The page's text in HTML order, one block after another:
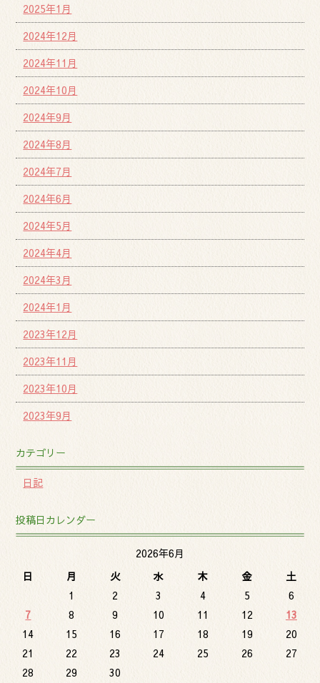
2025年1月
2024年12月
2024年11月
2024年10月
2024年9月
2024年8月
2024年7月
2024年6月
2024年5月
2024年4月
2024年3月
2024年1月
2023年12月
2023年11月
2023年10月
2023年9月
カテゴリー
日記
投稿日カレンダー
2026年6月
日
月 火 水 木 金
土
1
2 3 4 5
6
7
8 9 10 11 12
13
14
15 16 17 18 19
20
21
22 23 24 25 26
27
28
29 30